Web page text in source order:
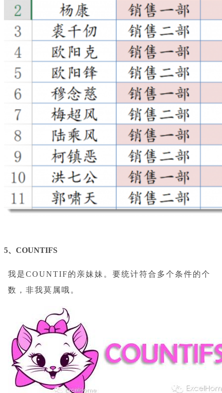
5、COUNTIFS
我是COUNTIF的亲妹妹。要统计符合多个条件的个
数，非我莫属哦。